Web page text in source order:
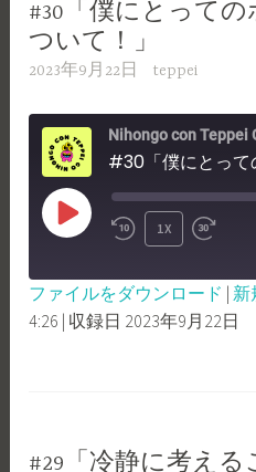
#30「僕にとって
ついて！」
2023年9月22日 teppei
Nihongo con Teppei
PLAY
REWIND
10
SECONDS
1X
FAST
30
SHARE
ファイルをダウンロード | 新
4:26 | 収録日 2023年9月22日
#29「冷静に考える